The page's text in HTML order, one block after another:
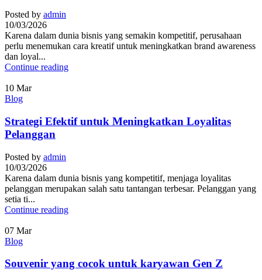
Posted by admin
10/03/2026
Karena dalam dunia bisnis yang semakin kompetitif, perusahaan
perlu menemukan cara kreatif untuk meningkatkan brand awareness
dan loyal...
Continue reading
10 Mar
Blog
Strategi Efektif untuk Meningkatkan Loyalitas
Pelanggan
Posted by admin
10/03/2026
Karena dalam dunia bisnis yang kompetitif, menjaga loyalitas
pelanggan merupakan salah satu tantangan terbesar. Pelanggan yang
setia ti...
Continue reading
07 Mar
Blog
Souvenir yang cocok untuk karyawan Gen Z